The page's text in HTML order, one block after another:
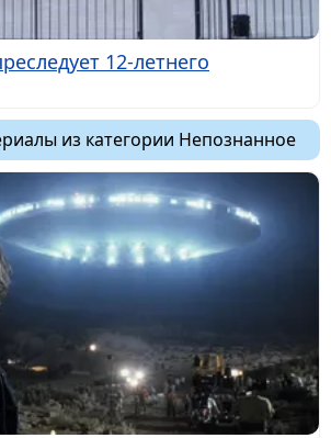
12-летнего
из категории Непознанное